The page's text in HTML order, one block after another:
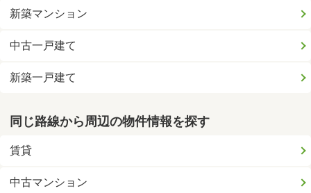
新築マンション
中古一戸建て
新築一戸建て
同じ路線から周辺の物件情報を探す
賃貸
中古マンション